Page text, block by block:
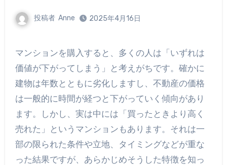
投稿者 Anne 2025年4月16日
マンションを購入すると、多くの人は「いずれは
価値が下がってしまう」と考えがちです。確かに
建物は年数とともに劣化しますし、不動産の価格
は一般的に時間が経つと下がっていく傾向があり
ます。しかし、実は中には「買ったときより高く
売れた」というマンションもあります。それは一
部の限られた条件や立地、タイミングなどが重な
った結果ですが、あらかじめそうした特徴を知っ